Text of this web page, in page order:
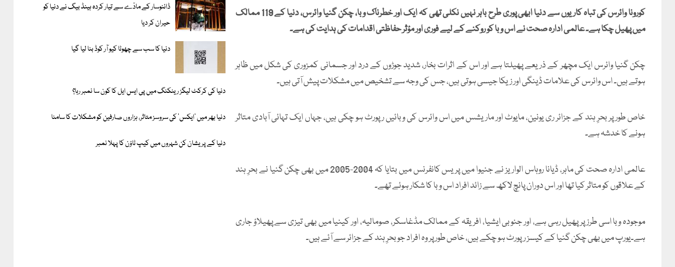
کورونا وائرس کی تباہ کاریوں سے دنیا ابھی پوری طرح باہر نہیں نکلی تھی کہ ایک اور خطرناک وبا، چکن گنیا وائرس، دنیا کے 119 ممالک
میں پھیل چکا ہے۔ عالمی ادارہ صحت نے اس وبا کو روکنے کے لیے فوری اور مؤثر حفاظتی اقدامات کی ہدایت کی ہے۔
چکن گنیا وائرس ایک مچھر کے ذریعے پھیلتا ہے اور اس کے اثرات بخار، شدید جوڑوں کے درد اور جسمانی کمزوری کی شکل میں ظاہر
ہوتے ہیں۔ اس وائرس کی علامات ڈینگی اور زیکا جیسی ہوتی ہیں، جس کی وجہ سے تشخیص میں مشکلات پیش آتی ہیں۔
خاص طور پر بحرِ ہند کے جزائر ری یونین، مایوٹ اور ماریشس میں اس وائرس کی وبائیں رپورٹ ہو چکی ہیں، جہاں ایک تہائی آبادی متاثر
ہونے کا خدشہ ہے۔
عالمی ادارہ صحت کی ماہر، ڈیانا روہاس الواریز نے جنیوا میں پریس کانفرنس میں بتایا کہ 2004-2005 میں بھی چکن گنیا نے بحرِ ہند
کے علاقوں کو متاثر کیا تھا اور اس دوران پانچ لاکھ سے زائد افراد اس وبا کا شکار ہوئے تھے۔
موجودہ وبا اسی طرز پر پھیل رہی ہے، اور جنوبی ایشیا، افریقہ کے ممالک مڈغاسکر، صومالیہ، اور کینیا میں بھی تیزی سے پھیلاؤ جاری
ہے۔یورپ میں بھی چکن گنیا کے کیسز رپورٹ ہو چکے ہیں، خاص طور پر وہ افراد جو بحرِ ہند کے جزائر سے آئے ہیں۔
ڈائنوسار کے مادّے سے تیار کردہ ہینڈ بیگ نے دنیا کو
حیران کر دیا
دنیا کا سب سے چھوٹا کیو آر کوڈ بنا لیا گیا
دنیا کی کرکٹ لیگز رینکنگ میں پی ایس ایل کا کون سا نمبر رہا؟
دنیا بھر میں ’ایکس‘ کی سروسز متاثر، ہزاروں صارفین کو مشکلات کا سامنا
دنیا کے پریشان کن شہروں میں کیپ ٹاؤن کا پہلا نمبر